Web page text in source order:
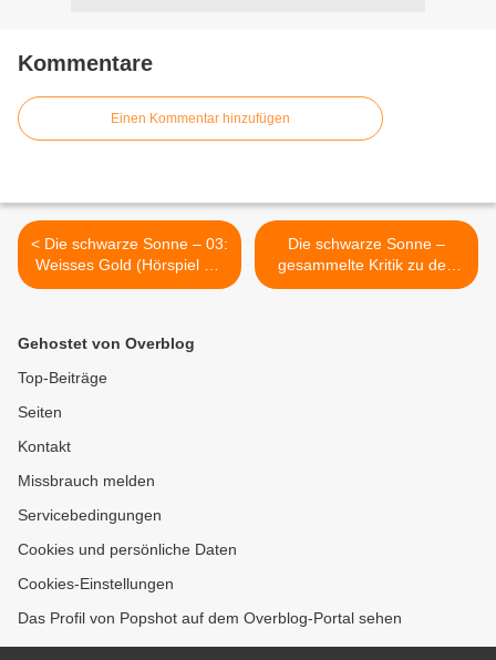
Kommentare
Einen Kommentar hinzufügen
< Die schwarze Sonne – 03:
Weisses Gold (Hörspiel mit
u.a. Christian Stark und
Die schwarze Sonne –
gesammelte Kritik zu den
Folgen 4 bis 6 (Box II) >
Gehostet von Overblog
Top-Beiträge
Seiten
Kontakt
Missbrauch melden
Servicebedingungen
Cookies und persönliche Daten
Cookies-Einstellungen
Das Profil von Popshot auf dem Overblog-Portal sehen